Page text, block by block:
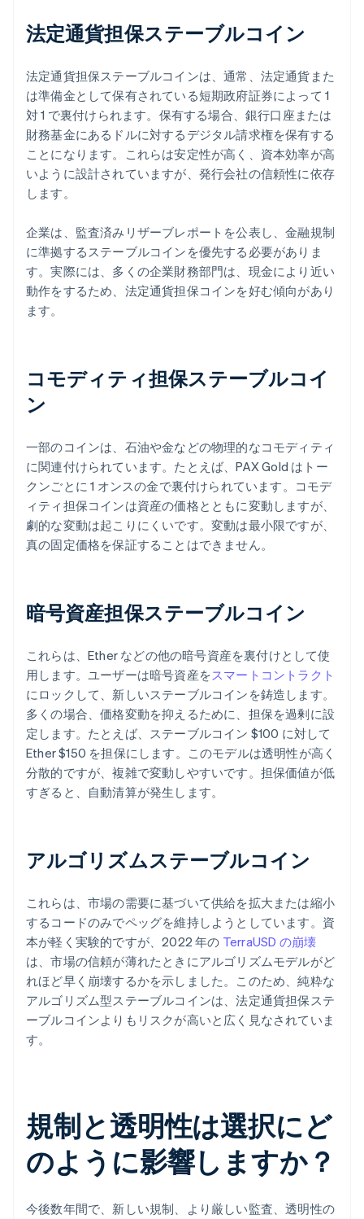
法定通貨担保ステーブルコイン
法定通貨担保ステーブルコインは、通常、法定通貨また
は準備金として保有されている短期政府証券によって 1
対 1 で裏付けられます。保有する場合、銀行口座または
財務基金にあるドルに対するデジタル請求権を保有する
ことになります。これらは安定性が高く、資本効率が高
いように設計されていますが、発行会社の信頼性に依存
します。
企業は、監査済みリザーブレポートを公表し、金融規制
に準拠するステーブルコインを優先する必要がありま
す。実際には、多くの企業財務部門は、現金により近い
動作をするため、法定通貨担保コインを好む傾向があり
ます。
コモディティ担保ステーブルコイ
ン
一部のコインは、石油や金などの物理的なコモディティ
に関連付けられています。たとえば、PAX Gold はトー
クンごとに 1 オンスの金で裏付けられています。コモデ
ィティ担保コインは資産の価格とともに変動しますが、
劇的な変動は起こりにくいです。変動は最小限ですが、
真の固定価格を保証することはできません。
暗号資産担保ステーブルコイン
これらは、Ether などの他の暗号資産を裏付けとして使
用します。ユーザーは暗号資産をスマートコントラクト
にロックして、新しいステーブルコインを鋳造します。
多くの場合、価格変動を抑えるために、担保を過剰に設
定します。たとえば、ステーブルコイン $100 に対して
Ether $150 を担保にします。このモデルは透明性が高く
分散的ですが、複雑で変動しやすいです。担保価値が低
すぎると、自動清算が発生します。
アルゴリズムステーブルコイン
これらは、市場の需要に基づいて供給を拡大または縮小
するコードのみでペッグを維持しようとしています。資
本が軽く実験的ですが、2022 年の TerraUSD の崩壊
は、市場の信頼が薄れたときにアルゴリズムモデルがど
れほど早く崩壊するかを示しました。このため、純粋な
アルゴリズム型ステーブルコインは、法定通貨担保ステ
ーブルコインよりもリスクが高いと広く見なされていま
す。
規制と透明性は選択にど
のように影響しますか？
今後数年間で、新しい規制、より厳しい監査、透明性の